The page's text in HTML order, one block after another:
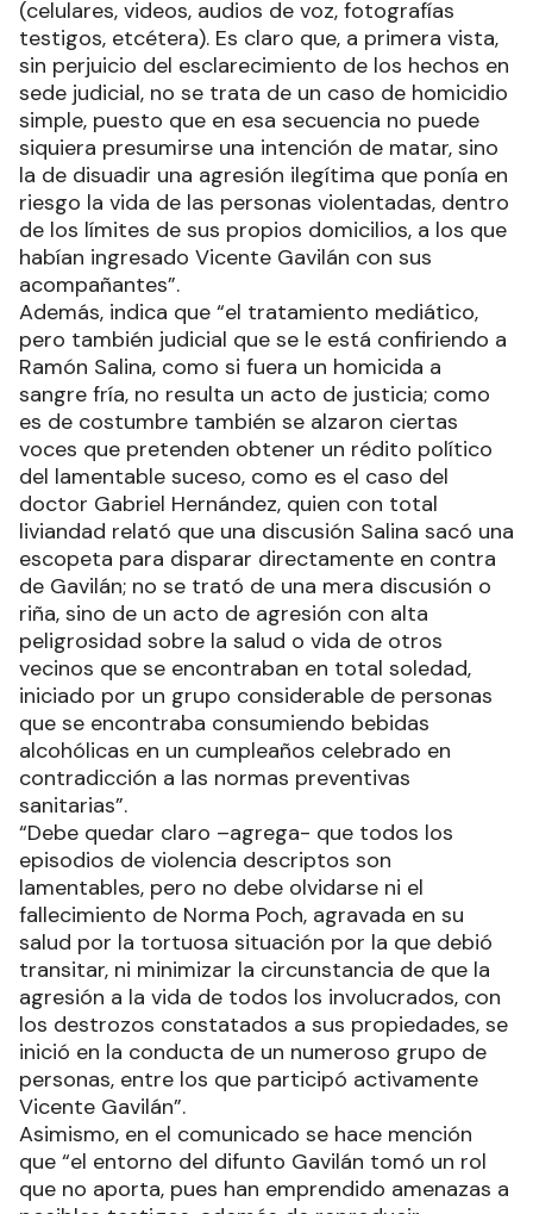
(celulares, videos, audios de voz, fotografías
testigos, etcétera). Es claro que, a primera vista,
sin perjuicio del esclarecimiento de los hechos en
sede judicial, no se trata de un caso de homicidio
simple, puesto que en esa secuencia no puede
siquiera presumirse una intención de matar, sino
la de disuadir una agresión ilegítima que ponía en
riesgo la vida de las personas violentadas, dentro
de los límites de sus propios domicilios, a los que
habían ingresado Vicente Gavilán con sus
acompañantes”.
Además, indica que “el tratamiento mediático,
pero también judicial que se le está confiriendo a
Ramón Salina, como si fuera un homicida a
sangre fría, no resulta un acto de justicia; como
es de costumbre también se alzaron ciertas
voces que pretenden obtener un rédito político
del lamentable suceso, como es el caso del
doctor Gabriel Hernández, quien con total
liviandad relató que una discusión Salina sacó una
escopeta para disparar directamente en contra
de Gavilán; no se trató de una mera discusión o
riña, sino de un acto de agresión con alta
peligrosidad sobre la salud o vida de otros
vecinos que se encontraban en total soledad,
iniciado por un grupo considerable de personas
que se encontraba consumiendo bebidas
alcohólicas en un cumpleaños celebrado en
contradicción a las normas preventivas
sanitarias”.
“Debe quedar claro –agrega- que todos los
episodios de violencia descriptos son
lamentables, pero no debe olvidarse ni el
fallecimiento de Norma Poch, agravada en su
salud por la tortuosa situación por la que debió
transitar, ni minimizar la circunstancia de que la
agresión a la vida de todos los involucrados, con
los destrozos constatados a sus propiedades, se
inició en la conducta de un numeroso grupo de
personas, entre los que participó activamente
Vicente Gavilán”.
Asimismo, en el comunicado se hace mención
que “el entorno del difunto Gavilán tomó un rol
que no aporta, pues han emprendido amenazas a